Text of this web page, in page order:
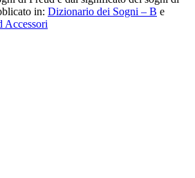
in: Dizionario dei Sogni – B e
Accessori